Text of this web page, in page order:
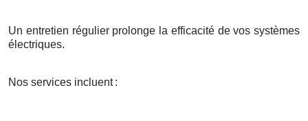
Un entretien régulier prolonge la efficacité de vos systèmes
électriques.
Nos services incluent :